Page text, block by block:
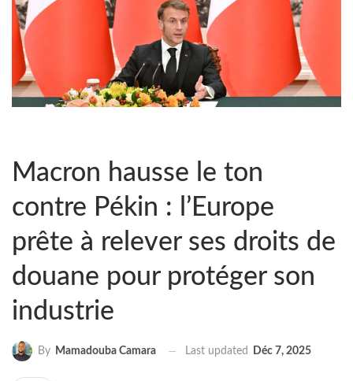
Macron hausse le ton
contre Pékin : l’Europe
prête à relever ses droits de
douane pour protéger son
industrie
By Mamadouba Camara Last updated Déc 7, 2025